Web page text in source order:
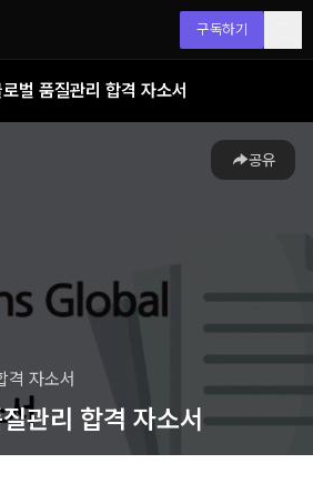
구독하기
벌 품질관리 합격 자소서
공유
격 자소서
관리 합격 자소서